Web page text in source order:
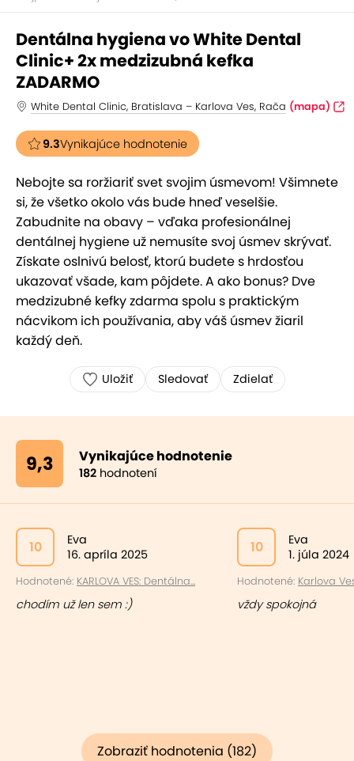
Dentálna hygiena vo White Dental
Clinic+ 2x medzizubná kefka
ZADARMO
White Dental Clinic, Bratislava – Karlova Ves, Rača (mapa)
9.3Vynikajúce hodnotenie
Nebojte sa roržiariť svet svojim úsmevom! Všimnete
si, že všetko okolo vás bude hneď veselšie.
Zabudnite na obavy – vďaka profesionálnej
dentálnej hygiene už nemusíte svoj úsmev skrývať.
Získate oslnivú belosť, ktorú budete s hrdosťou
ukazovať všade, kam pôjdete. A ako bonus? Dve
medzizubné kefky zdarma spolu s praktickým
nácvikom ich používania, aby váš úsmev žiaril
každý deň.
Uložiť Sledovať Zdielať
9,3 Vynikajúce hodnotenie
182 hodnotení
10
Eva
16. apríla 2025
Hodnotené: KARLOVA VES: Dentálna...
chodím už len sem :)
10
Eva
1. júla 2024
Hodnotené: Karlova
vždy spokojná
Zobraziť hodnotenia (182)